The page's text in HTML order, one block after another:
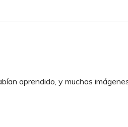
aprendido, y muchas